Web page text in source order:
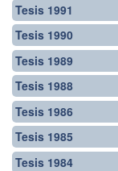
Tesis 1991
Tesis 1990
Tesis 1989
Tesis 1988
Tesis 1986
Tesis 1985
Tesis 1984